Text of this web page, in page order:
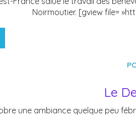
Noirmoutier. [gview file=
Le
une ambiance quelque peu